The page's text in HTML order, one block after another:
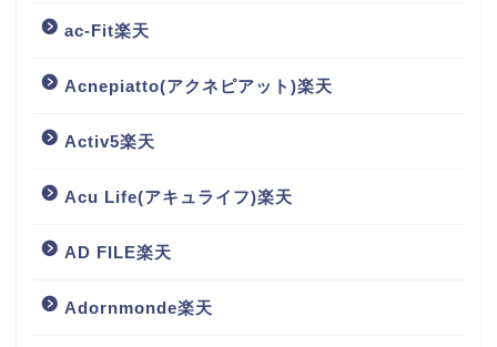
ac-Fit楽天
Acnepiatto(アクネピアット)楽天
Activ5楽天
Acu Life(アキュライフ)楽天
AD FILE楽天
Adornmonde楽天